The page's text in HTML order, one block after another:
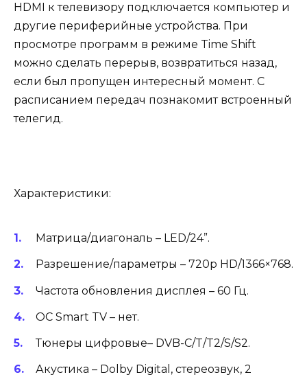
HDMI к телевизору подключается компьютер и
другие периферийные устройства. При
просмотре программ в режиме Time Shift
можно сделать перерыв, возвратиться назад,
если был пропущен интересный момент. С
расписанием передач познакомит встроенный
телегид.
Характеристики:
Матрица/диагональ – LED/24”.
Разрешение/параметры – 720p HD/1366×768.
Частота обновления дисплея – 60 Гц.
ОС Smart TV – нет.
Тюнеры цифровые– DVB-C/T/T2/S/S2.
Акустика – Dolby Digital, стереозвук, 2